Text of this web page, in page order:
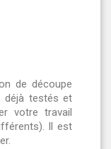
de découpe
déjà testés et
votre travail
Il est